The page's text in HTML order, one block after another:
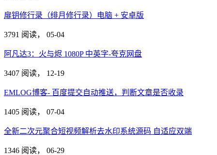
扉钥修行录（绯月修行录）电脑 + 安卓版
3791 阅读， 05-04
阿凡达3：火与烬 1080P 中英字-夸克网盘
3407 阅读， 12-19
EMLOG博客- 百度提交自动推送，判断文章是否收录
1405 阅读， 07-04
全新二次元聚合短视频解析去水印系统源码 自适应双端
1346 阅读， 06-29